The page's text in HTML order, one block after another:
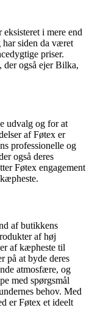
i mere end
siden da været
priser.
der også ejer Bilka,
udvalg og for at
af Føtex er
professionelle og
også deres
Føtex engagement
af butikkens
af høj
af kæpheste til
på at byde deres
atmosfære, og
med spørgsmål
behov. Med
er Føtex et ideelt